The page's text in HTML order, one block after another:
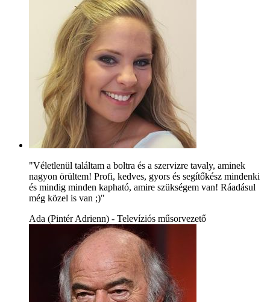
"Véletlenül találtam a boltra és a szervizre tavaly, aminek
nagyon örültem! Profi, kedves, gyors és segítőkész mindenki
és mindig minden kapható, amire szükségem van! Ráadásul
még közel is van ;)"
Ada (Pintér Adrienn) - Televíziós műsorvezető